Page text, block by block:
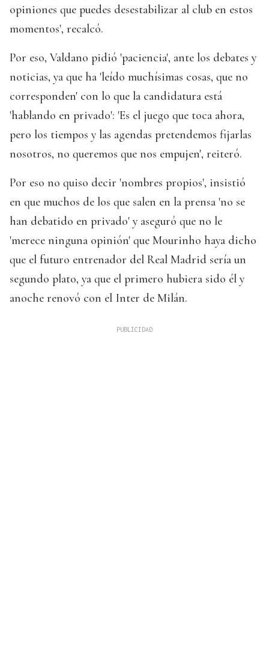
opiniones que puedes desestabilizar al club en estos
momentos', recalcó.
Por eso, Valdano pidió 'paciencia', ante los debates y
noticias, ya que ha 'leído muchísimas cosas, que no
corresponden' con lo que la candidatura está
'hablando en privado': 'Es el juego que toca ahora,
pero los tiempos y las agendas pretendemos fijarlas
nosotros, no queremos que nos empujen', reiteró.
Por eso no quiso decir 'nombres propios', insistió
en que muchos de los que salen en la prensa 'no se
han debatido en privado' y aseguró que no le
'merece ninguna opinión' que Mourinho haya dicho
que el futuro entrenador del Real Madrid sería un
segundo plato, ya que el primero hubiera sido él y
anoche renovó con el Inter de Milán.